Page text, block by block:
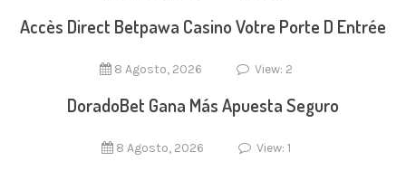
Accès Direct Betpawa Casino Votre Porte D Entrée
8 Agosto, 2026 View: 2
DoradoBet Gana Más Apuesta Seguro
8 Agosto, 2026 View: 1